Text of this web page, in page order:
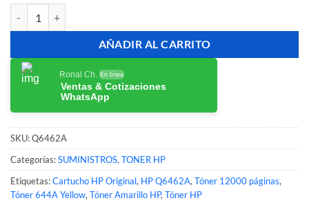
AÑADIR AL CARRITO
Ronal Ch. En línea
Ventas & Cotizaciones
WhatsApp
SKU:Q6462A
Categorías:SUMINISTROS, TONER HP
Etiquetas:Cartucho HP Original, HP Q6462A, Tóner 12000 páginas,
Tóner 644A Yellow, Tóner Amarillo HP, Tóner HP